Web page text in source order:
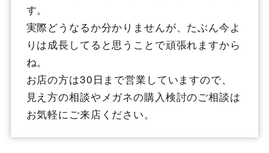
す。
実際どうなるか分かりませんが、たぶん今よ
りは成長してると思うことで頑張れますから
ね。
お店の方は30日まで営業していますので、
見え方の相談やメガネの購入検討のご相談は
お気軽にご来店ください。